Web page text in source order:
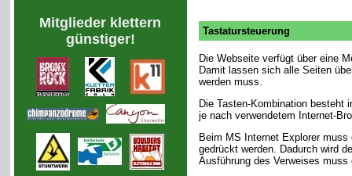
Mitglieder klettern
günstiger!
Tastatursteuerung
Die Webseite verfügt über eine
Damit lassen sich alle Seiten
werden muss.
Die Tasten-Kombination besteht
je nach verwendetem Internet-
Beim MS Internet Explorer
gedrückt werden. Dadurch wird
Ausführung des Verweises